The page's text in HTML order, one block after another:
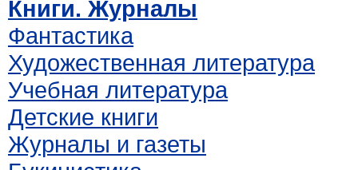
Книги. Журналы
Фантастика
Художественная литература
Учебная литература
Детские книги
Журналы и газеты